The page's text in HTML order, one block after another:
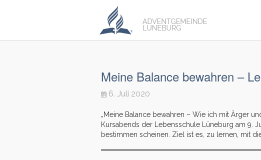
Meine Balance bewahren –
6. Juli 2020
„Meine Balance bewahren – Wie ich mit Ärger
Kursabends der Lebensschule Lüneburg am 9.
bestimmen scheinen. Ziel ist es, zu lernen, mit